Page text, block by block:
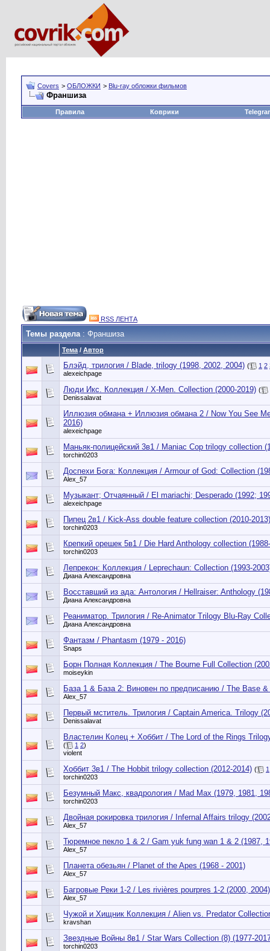
Covers > ОБЛОЖКИ > Blu-ray обложки фильмов
Франшиза
Правила Коврики
RSS ЛЕНТА
Темы раздела: Франшиза
Тема / Автор
Блэйд, трилогия / Blade, trilogy (1998, 2002, 2004) ( 1 2
alexeichpage
Люди Икс. Коллекция / X-Men. Collection (2000-2019) (
Denissalavat
Иллюзия обмана + Иллюзия обмана 2 / Now You See
2016)
alexeichpage
Маньяк-полицейский 3в1 / Maniac Cop trilogy collection
torchin0203
Доспехи Бога: Коллекция / Armour of God: Collection
Alex_57
Музыкант; Отчаянный / El mariachi; Desperado (1992;
alexeichpage
Пипец 2в1 / Kick-Ass double feature collection (2010-2013)
torchin0203
Крепкий орешек 5в1 / Die Hard Anthology collection
torchin0203
Лепрекон: Коллекция / Leprechaun: Collection (1993-
Диана Александровна
Восставший из ада: Антология / Hellraiser: Anthology
Диана Александровна
Реаниматор. Трилогия / Re-Animator Trilogy Blu-Ray
Диана Александровна
Фантазм / Phantasm (1979 - 2016)
Snaps
Борн Полная Коллекция / The Bourne Full Collection
moiseykin
База 1 & База 2: Виновен по предписанию / The Base
Alex_57
Первый мститель. Трилогия / Captain America. Trilogy
Denissalavat
Властелин Колец + Хоббит / The Lord of the Rings
( 1 2)
violent
Хоббит 3в1 / The Hobbit trilogy collection (2012-2014) (
1
torchin0203
Безумный Макс, квадрология / Mad Max (1979, 1981,
torchin0203
Двойная рокировка трилогия / Infernal Affairs trilogy
Alex_57
Тюремное пекло 1 & 2 / Gam yuk fung wan 1 & 2 (1987,
Alex_57
Планета обезьян / Planet of the Apes (1968 - 2001)
Alex_57
Багровые Реки 1-2 / Les rivières pourpres 1-2 (2000, 2004)
Alex_57
Чужой и Хищник Коллекция / Alien vs. Predator
kravshan
Звездные Войны 8в1 / Star Wars Collection (8) (1977-
torchin0203